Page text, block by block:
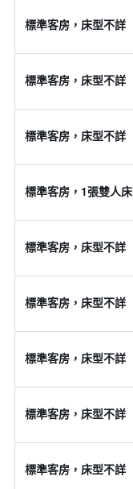
標準客房，床型不詳
標準客房，床型不詳
標準客房，床型不詳
標準客房，1張雙人床
標準客房，床型不詳
標準客房，床型不詳
標準客房，床型不詳
標準客房，床型不詳
標準客房，床型不詳